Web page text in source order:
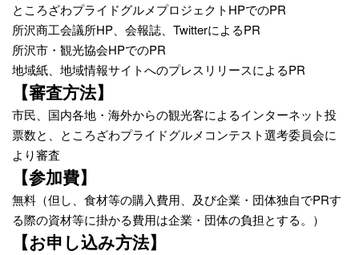
ところざわプライドグルメプロジェクトHPでのPR
所沢商工会議所HP、会報誌、TwitterによるPR
所沢市・観光協会HPでのPR
地域紙、地域情報サイトへのプレスリリースによるPR
【審査方法】
市民、国内各地・海外からの観光客によるインターネット投
票数と、ところざわプライドグルメコンテスト選考委員会に
より審査
【参加費】
無料（但し、食材等の購入費用、及び企業・団体独自でPRす
る際の資材等に掛かる費用は企業・団体の負担とする。）
【お申し込み方法】